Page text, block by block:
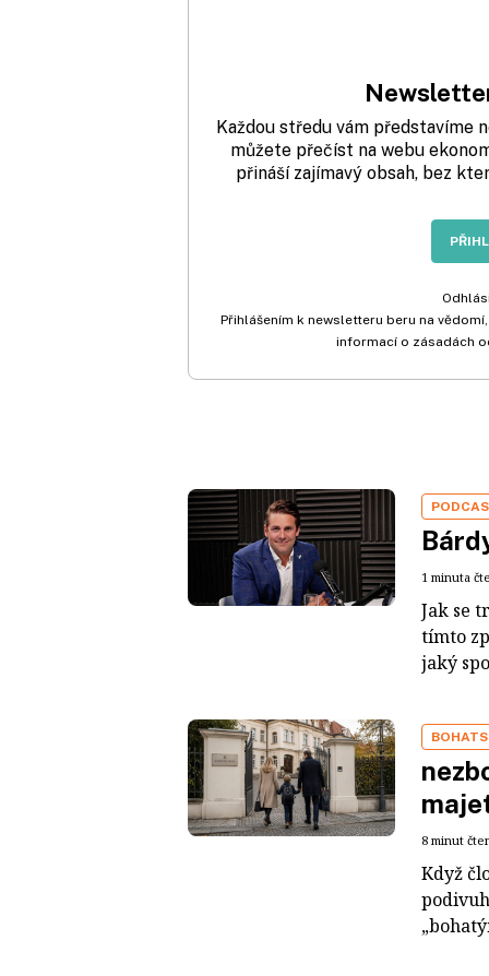
Každou středu vám představíme
můžete přečíst na webu
přináší zajímavý obsah, bez
Přihlášením k newsletteru beru na
informací o zásadách
1 minuta
Jak se
tímto
jaký
8 minut
Když